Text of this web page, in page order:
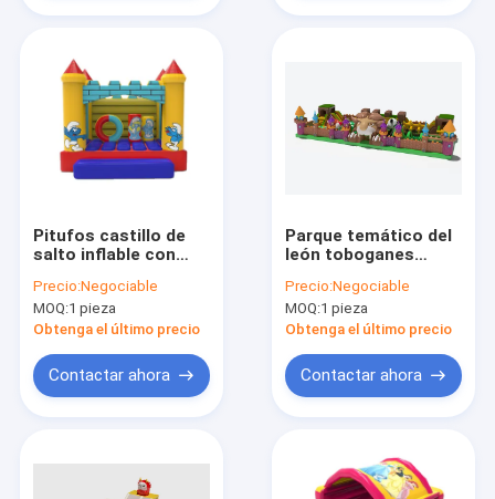
Pitufos castillo de
salto inflable con
círculo
Precio:Negociable
MOQ:1 pieza
Obtenga el último precio
Contactar ahora
Parque temático del
león toboganes
salto para niños
Precio:Negociable
MOQ:1 pieza
Obtenga el último precio
Contactar ahora